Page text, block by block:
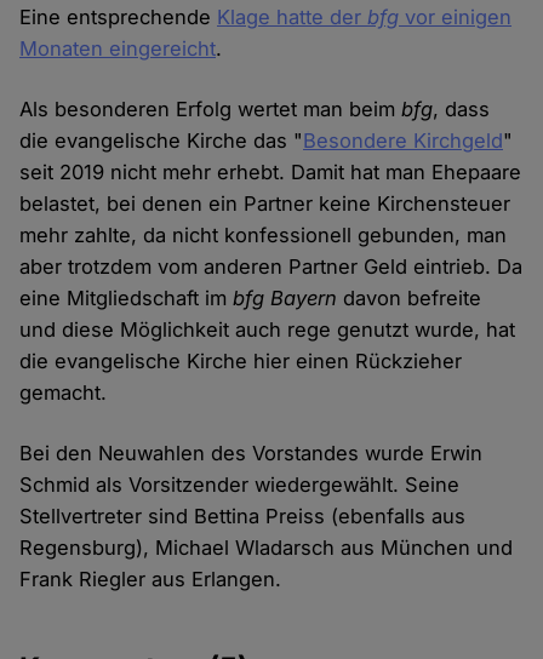
Eine entsprechende Klage hatte derbfg vor einigen
Monaten eingereicht.
Als besonderen Erfolg wertet man beimbfg, dass
die evangelische Kirche das "Besondere Kirchgeld"
seit 2019 nicht mehr erhebt. Damit hat man Ehepaare
belastet, bei denen ein Partner keine Kirchensteuer
mehr zahlte, da nicht konfessionell gebunden, man
aber trotzdem vom anderen Partner Geld eintrieb. Da
eine Mitgliedschaft imbfg Bayern davon befreite
und diese Möglichkeit auch rege genutzt wurde, hat
die evangelische Kirche hier einen Rückzieher
gemacht.
Bei den Neuwahlen des Vorstandes wurde Erwin
Schmid als Vorsitzender wiedergewählt. Seine
Stellvertreter sind Bettina Preiss (ebenfalls aus
Regensburg), Michael Wladarsch aus München und
Frank Riegler aus Erlangen.